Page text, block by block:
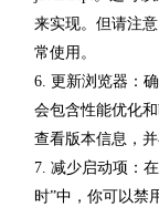
来实现。但请注
常使用。
6. 更新浏览器：
会包含性能优化
查看版本信息，
7. 减少启动项：
时”中，你可以禁